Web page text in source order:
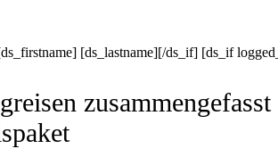
[ds_lastname][/ds_if] [ds_if
zusammengefasst